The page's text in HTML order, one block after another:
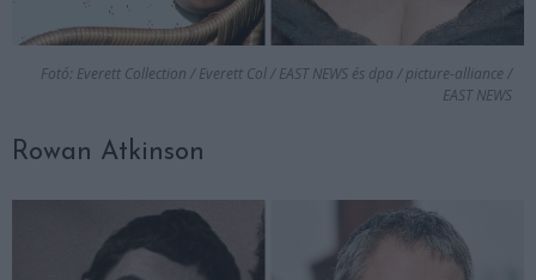
Fotó: Everett Collection / Everett Col / EAST NEWS és dpa / picture-alliance /
EAST NEWS
Rowan Atkinson